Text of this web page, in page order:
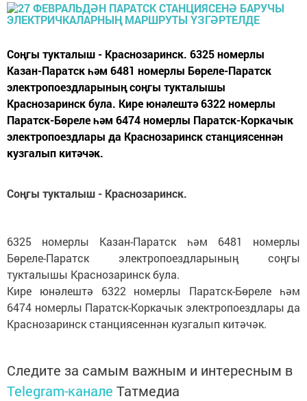
Соңгы тукталыш - Краснозаринск. 6325 номерлы
Казан-Паратск һәм 6481 номерлы Бөреле-Паратск
электропоездларының соңгы тукталышы
Краснозаринск була. Кире юнәлештә 6322 номерлы
Паратск-Бөреле һәм 6474 номерлы Паратск-Коркачык
электропоездлары да Краснозаринск станциясеннән
кузгалып китәчәк.
Соңгы тукталыш - Краснозаринск.
6325 номерлы Казан-Паратск һәм 6481 номерлы
Бөреле-Паратск электропоездларының соңгы
тукталышы Краснозаринск була.
Кире юнәлештә 6322 номерлы Паратск-Бөреле һәм
6474 номерлы Паратск-Коркачык электропоездлары да
Краснозаринск станциясеннән кузгалып китәчәк.
Следите за самым важным и интересным в
Telegram-канале Татмедиа